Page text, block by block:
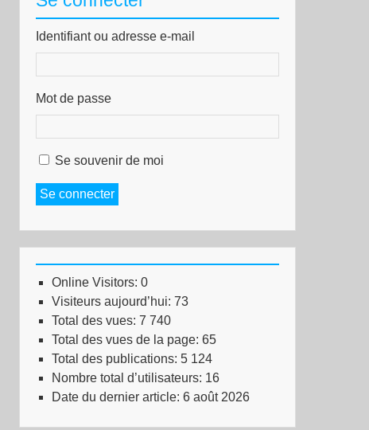
Identifiant ou adresse e-mail
Mot de passe
Se souvenir de moi
Se connecter
Online Visitors: 0
Visiteurs aujourd’hui: 73
Total des vues: 7 740
Total des vues de la page: 65
Total des publications: 5 124
Nombre total d’utilisateurs: 16
Date du dernier article: 6 août 2026